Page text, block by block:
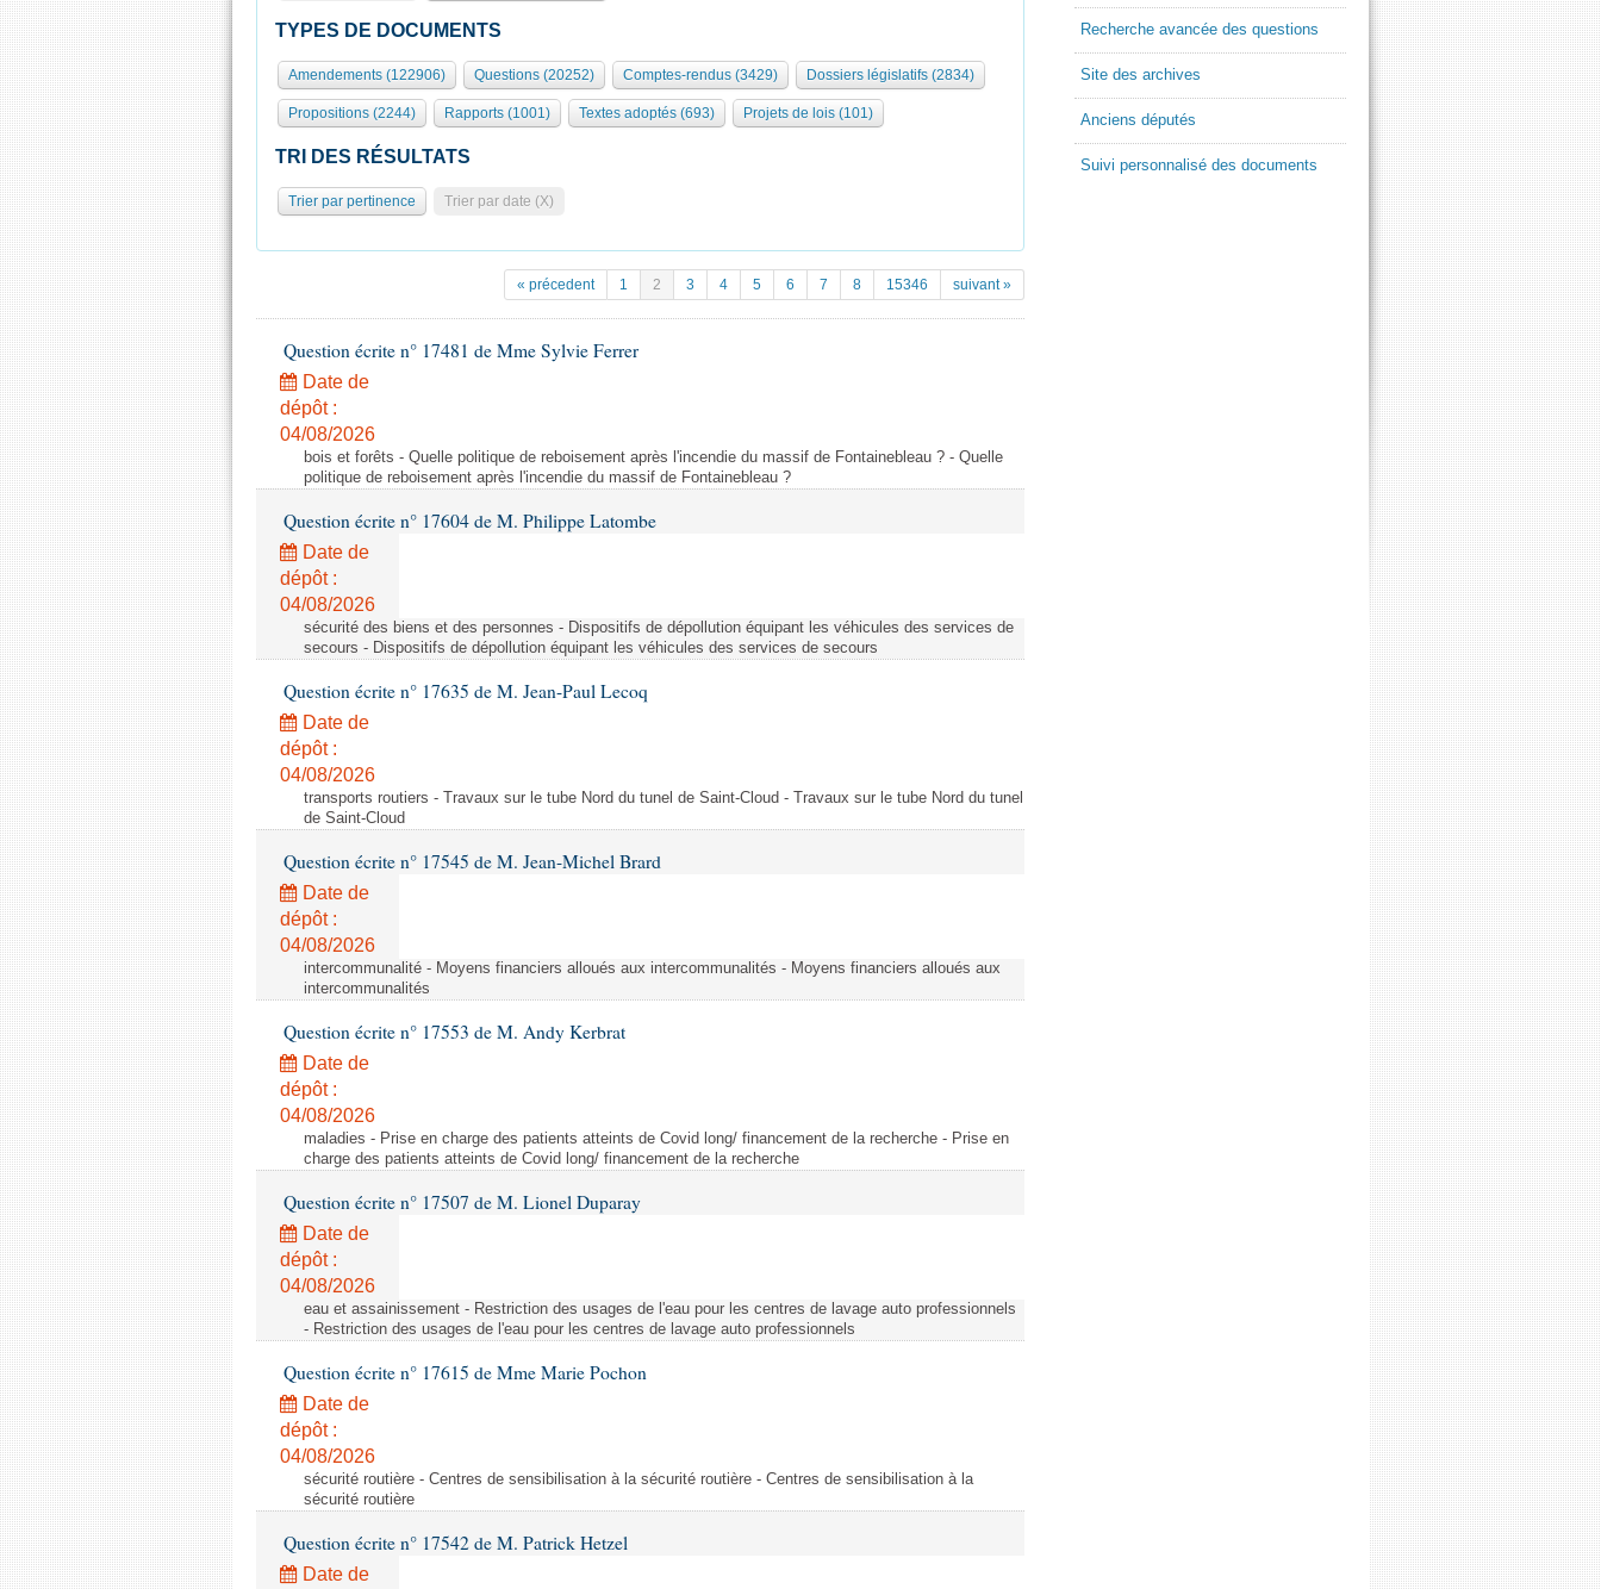
TYPES DE DOCUMENTS
Amendements (122906) Questions (20252) Comptes-rendus (3429) Dossiers législatifs (2834)
Propositions (2244) Rapports (1001) Textes adoptés (693) Projets de lois (101)
TRI DES RÉSULTATS
Trier par pertinence Trier par date (X)
« précedent 1 2 3 4 5 6 7 8 15346 suivant »
Question écrite n° 17481 de Mme Sylvie Ferrer
Date de
dépôt :
04/08/2026
bois et forêts - Quelle politique de reboisement après l'incendie du massif de Fontainebleau ? - Quelle
politique de reboisement après l'incendie du massif de Fontainebleau ?
Question écrite n° 17604 de M. Philippe Latombe
Date de
dépôt :
04/08/2026
sécurité des biens et des personnes - Dispositifs de dépollution équipant les véhicules des services de
secours - Dispositifs de dépollution équipant les véhicules des services de secours
Question écrite n° 17635 de M. Jean-Paul Lecoq
Date de
dépôt :
04/08/2026
transports routiers - Travaux sur le tube Nord du tunel de Saint-Cloud - Travaux sur le tube Nord du tunel
de Saint-Cloud
Question écrite n° 17545 de M. Jean-Michel Brard
Date de
dépôt :
04/08/2026
intercommunalité - Moyens financiers alloués aux intercommunalités - Moyens financiers alloués aux
intercommunalités
Question écrite n° 17553 de M. Andy Kerbrat
Date de
dépôt :
04/08/2026
maladies - Prise en charge des patients atteints de Covid long/ financement de la recherche - Prise en
charge des patients atteints de Covid long/ financement de la recherche
Question écrite n° 17507 de M. Lionel Duparay
Date de
dépôt :
04/08/2026
eau et assainissement - Restriction des usages de l'eau pour les centres de lavage auto professionnels
- Restriction des usages de l'eau pour les centres de lavage auto professionnels
Question écrite n° 17615 de Mme Marie Pochon
Date de
dépôt :
04/08/2026
sécurité routière - Centres de sensibilisation à la sécurité routière - Centres de sensibilisation à la
sécurité routière
Question écrite n° 17542 de M. Patrick Hetzel
Date de
Recherche avancée des questions
Site des archives
Anciens députés
Suivi personnalisé des documents